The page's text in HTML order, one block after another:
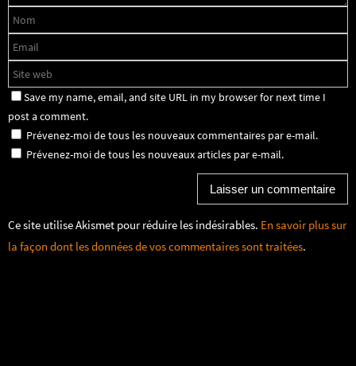
Save my name, email, and site URL in my browser for next time I
post a comment.
Prévenez-moi de tous les nouveaux commentaires par e-mail.
Prévenez-moi de tous les nouveaux articles par e-mail.
Ce site utilise Akismet pour réduire les indésirables. En savoir plus sur
la façon dont les données de vos commentaires sont traitées.